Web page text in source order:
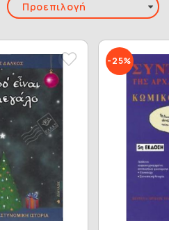
-25%